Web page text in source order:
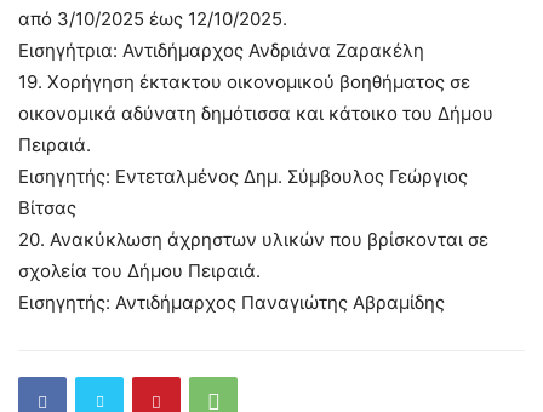
από 3/10/2025 έως 12/10/2025.
Εισηγήτρια: Αντιδήμαρχος Ανδριάνα Ζαρακέλη
19. Χορήγηση έκτακτου οικονομικού βοηθήματος σε
οικονομικά αδύνατη δημότισσα και κάτοικο του Δήμου
Πειραιά.
Εισηγητής: Εντεταλμένος Δημ. Σύμβουλος Γεώργιος
Βίτσας
20. Ανακύκλωση άχρηστων υλικών που βρίσκονται σε
σχολεία του Δήμου Πειραιά.
Εισηγητής: Αντιδήμαρχος Παναγιώτης Αβραμίδης